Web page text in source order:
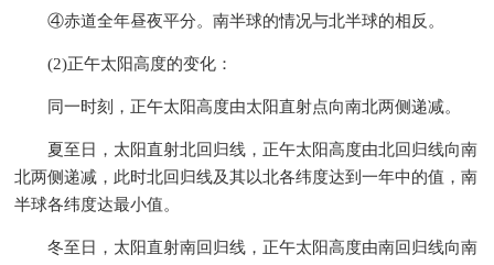
④赤道全年昼夜平分。南半球的情况与北半球的相反。
(2)正午太阳高度的变化：
同一时刻，正午太阳高度由太阳直射点向南北两侧递减。
夏至日，太阳直射北回归线，正午太阳高度由北回归线向南
北两侧递减，此时北回归线及其以北各纬度达到一年中的值，南
半球各纬度达最小值。
冬至日，太阳直射南回归线，正午太阳高度由南回归线向南